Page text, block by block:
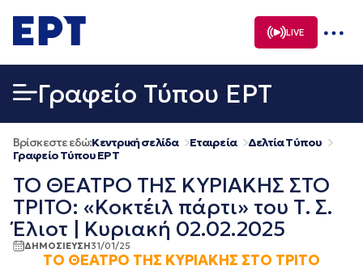
σε
περιεχόμενο
LIVE
Γραφείο Τύπου ΕΡΤ
Βρίσκεστε εδώ:Κεντρική σελίδα Εταιρεία
Δελτία Τύπου
Γραφείο Τύπου ΕΡΤ
ΤΟ ΘΕΑΤΡΟ ΤΗΣ ΚΥΡΙΑΚΗΣ ΣΤΟ
ΤΡΙΤΟ: «Κοκτέιλ πάρτι» του Τ. Σ.
Έλιοτ | Κυριακή 02.02.2025
ΔΗΜΟΣΙΕΥΣΗ31/01/25
ΤΟ ΘΕΑΤΡΟ ΤΗΣ ΚΥΡΙΑΚΗΣ ΣΤΟ ΤΡΙΤΟ